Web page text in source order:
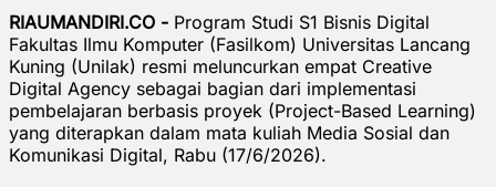
RIAUMANDIRI.CO - Program Studi S1 Bisnis Digital
Fakultas Ilmu Komputer (Fasilkom) Universitas Lancang
Kuning (Unilak) resmi meluncurkan empat Creative
Digital Agency sebagai bagian dari implementasi
pembelajaran berbasis proyek (Project-Based Learning)
yang diterapkan dalam mata kuliah Media Sosial dan
Komunikasi Digital, Rabu (17/6/2026).